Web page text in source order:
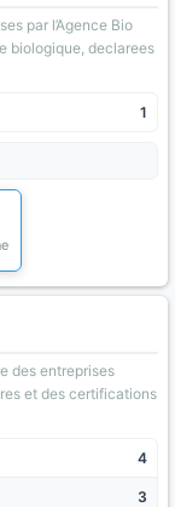
par l’Agence Bio
biologique, declarees
1
des entreprises
et des certifications
4
3